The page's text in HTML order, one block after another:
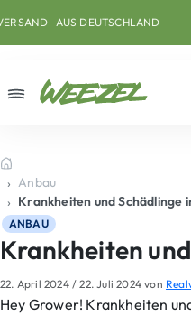
AUS DEUTSCHLAND
Startseite
Anbau
Krankheiten und Schädlinge
ANBAU
Krankheiten
22. April 2024 / 22. Juli 2024 von
Hey Grower! Krankheiten